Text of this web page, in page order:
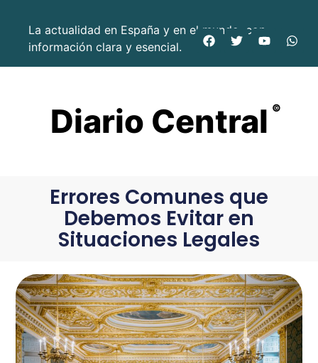
La actualidad en España y en el mundo, con
información clara y esencial.
Diario Central ©
Errores Comunes que
Debemos Evitar en
Situaciones Legales